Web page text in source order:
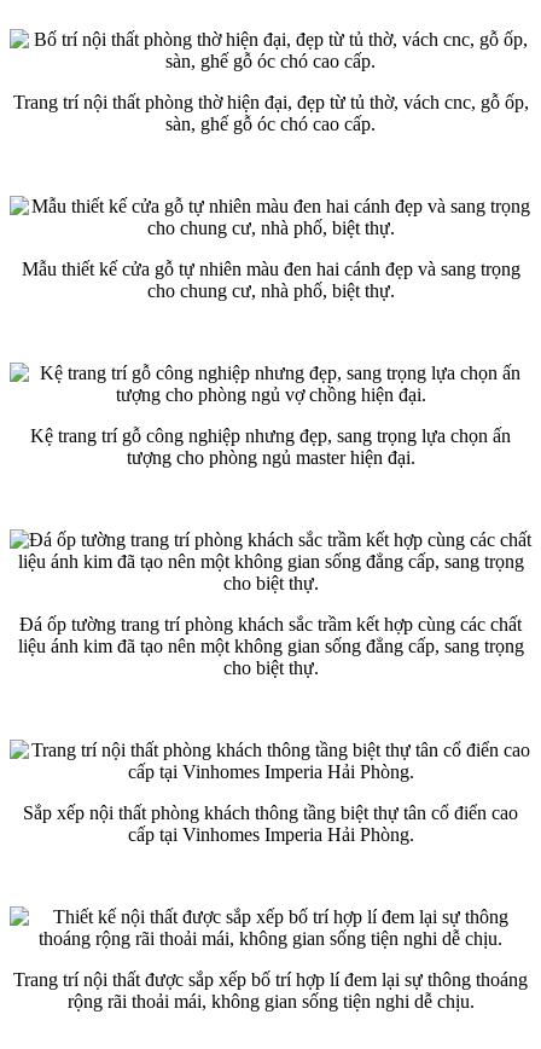
Trang trí nội thất phòng thờ hiện đại, đẹp từ tủ thờ, vách cnc, gỗ ốp,
sàn, ghế gỗ óc chó cao cấp.
Mẫu thiết kế cửa gỗ tự nhiên màu đen hai cánh đẹp và sang trọng
cho chung cư, nhà phố, biệt thự.
Kệ trang trí gỗ công nghiệp nhưng đẹp, sang trọng lựa chọn ấn
tượng cho phòng ngủ master hiện đại.
Đá ốp tường trang trí phòng khách sắc trầm kết hợp cùng các chất
liệu ánh kim đã tạo nên một không gian sống đẳng cấp, sang trọng
cho biệt thự.
Sắp xếp nội thất phòng khách thông tầng biệt thự tân cổ điển cao
cấp tại Vinhomes Imperia Hải Phòng.
Trang trí nội thất được sắp xếp bố trí hợp lí đem lại sự thông thoáng
rộng rãi thoải mái, không gian sống tiện nghi dễ chịu.